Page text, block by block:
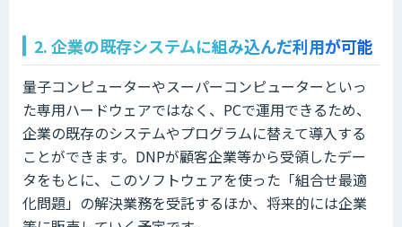
2. 企業の既存システムに組み込んだ利用が可能
量子コンピューターやスーパーコンピューターといっ
た専用ハードウェアではなく、PCで運用できるため、
企業の既存のシステムやプログラムに替えて導入する
ことができます。DNPが顧客企業等から受領したデー
タをもとに、このソフトウェアを使った「組合せ最適
化問題」の解決業務を受託するほか、将来的には企業